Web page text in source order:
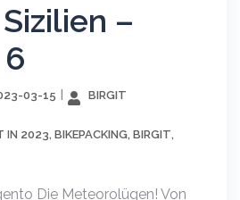
–
03-15
BIRGIT
IN 2023, BIKEPACKING, BIRGIT,
Die Meteorolügen! Von